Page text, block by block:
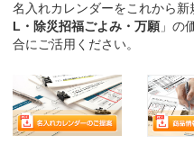
名入れカレンダーをこれから新
L・除災招福ごよみ・万願」の
合にご活用ください。